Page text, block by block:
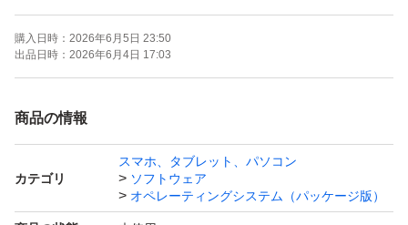
購入日時： 2026年6月5日 23:50
出品日時： 2026年6月4日 17:03
商品の情報
カテゴリ
スマホ、タブレット、パソコン
ソフトウェア
オペレーティングシステム（パッケージ版）